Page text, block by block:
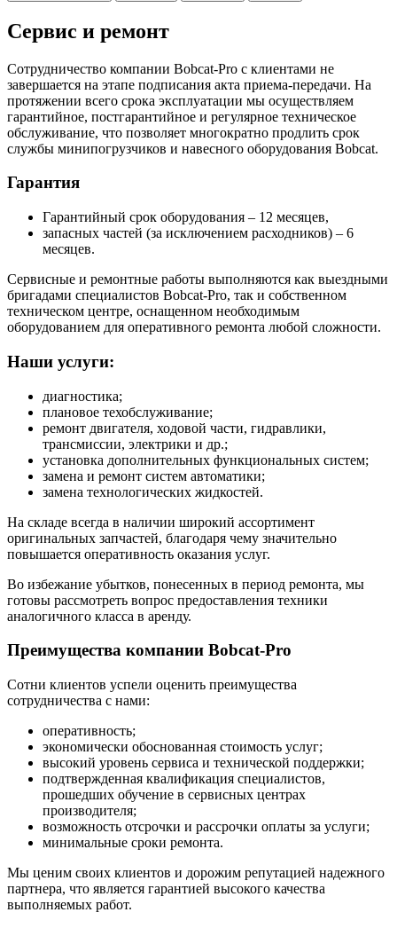
Сервис и ремонт
Сотрудничество компании Bobcat-Pro с клиентами не
завершается на этапе подписания акта приема-передачи. На
протяжении всего срока эксплуатации мы осуществляем
гарантийное, постгарантийное и регулярное техническое
обслуживание, что позволяет многократно продлить срок
службы минипогрузчиков и навесного оборудования Bobcat.
Гарантия
Гарантийный срок оборудования – 12 месяцев,
запасных частей (за исключением расходников) – 6
месяцев.
Сервисные и ремонтные работы выполняются как выездными
бригадами специалистов Bobcat-Pro, так и собственном
техническом центре, оснащенном необходимым
оборудованием для оперативного ремонта любой сложности.
Наши услуги:
диагностика;
плановое техобслуживание;
ремонт двигателя, ходовой части, гидравлики,
трансмиссии, электрики и др.;
установка дополнительных функциональных систем;
замена и ремонт систем автоматики;
замена технологических жидкостей.
На складе всегда в наличии широкий ассортимент
оригинальных запчастей, благодаря чему значительно
повышается оперативность оказания услуг.
Во избежание убытков, понесенных в период ремонта, мы
готовы рассмотреть вопрос предоставления техники
аналогичного класса в аренду.
Преимущества компании Bobcat-Pro
Сотни клиентов успели оценить преимущества
сотрудничества с нами:
оперативность;
экономически обоснованная стоимость услуг;
высокий уровень сервиса и технической поддержки;
подтвержденная квалификация специалистов,
прошедших обучение в сервисных центрах
производителя;
возможность отсрочки и рассрочки оплаты за услуги;
минимальные сроки ремонта.
Мы ценим своих клиентов и дорожим репутацией надежного
партнера, что является гарантией высокого качества
выполняемых работ.